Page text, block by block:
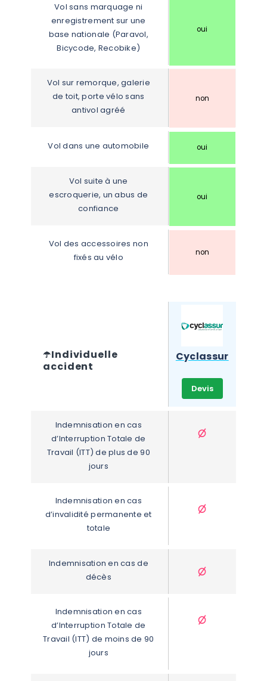
Vol sans marquage ni
enregistrement sur une
base nationale (Paravol,
Bicycode, Recobike)
oui
Vol sur remorque, galerie
de toit, porte vélo sans
antivol agréé
non
Vol dans une automobile oui
Vol suite à une
escroquerie, un abus de
confiance
oui
Vol des accessoires non
fixés au vélo
non
☂️Individuelle
accident
Cyclassur
Devis
Indemnisation en cas
d’Interruption Totale de
Travail (ITT) de plus de 90
jours
Indemnisation en cas
d’invalidité permanente et
totale
Indemnisation en cas de
décès
Indemnisation en cas
d’Interruption Totale de
Travail (ITT) de moins de 90
jours